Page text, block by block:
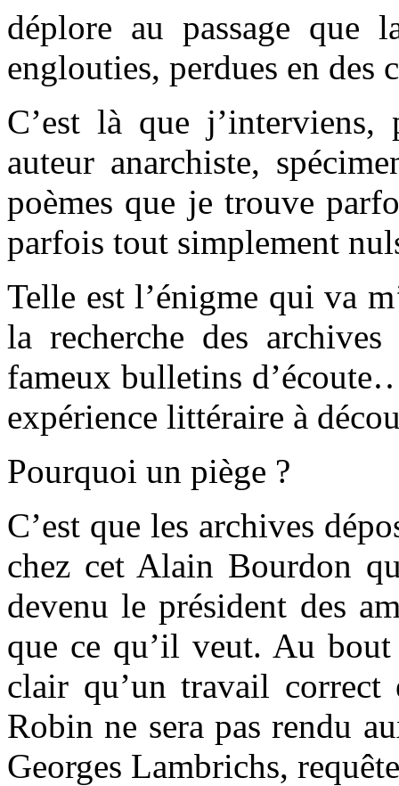
déplore au passage que
englouties, perdues en des
C’est là que
auteur anarchiste,
poèmes que je trouve
parfois tout simplement
Telle est l’énigme qui va
la recherche des
fameux bulletins
expérience littéraire à
Pourquoi un piège ?
C’est que les archives
chez cet Alain Bourdon
devenu le président des
que ce qu’il veut. Au
clair qu’un travail
Robin ne sera pas rendu
Georges Lambrichs,